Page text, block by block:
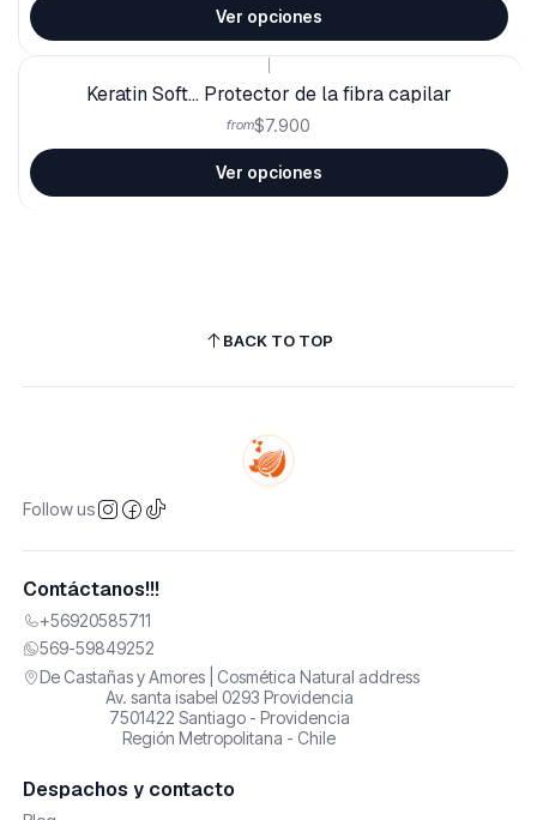
Ver opciones
Keratin Soft... Protector de la fibra capilar
from$7.900
Ver opciones
BACK TO TOP
Follow us
Contáctanos!!!
+56920585711
569-59849252
De Castañas y Amores | Cosmética Natural address
Av. santa isabel 0293 Providencia
7501422 Santiago - Providencia
Región Metropolitana - Chile
Despachos y contacto